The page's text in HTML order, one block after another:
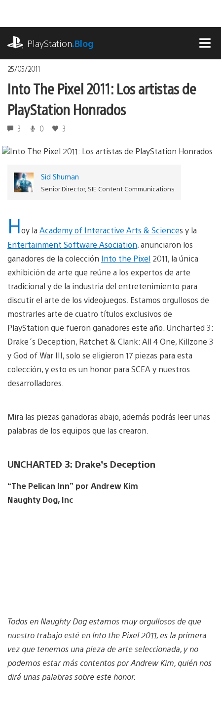
contenido
PlayStation.Blog
25/05/2011
Into The Pixel 2011: Los artistas de
PlayStation Honrados
3 0 3
Sid Shuman
Senior Director, SIE Content Communications
Hoy la Academy of Interactive Arts & Sciences y la
Entertainment Software Asociation, anunciaron los
ganadores de la colección Into the Pixel 2011, la única
exhibición de arte que reúne a los expertos de arte
tradicional y de la industria del entretenimiento para
discutir el arte de los videojuegos. Estamos orgullosos de
mostrarles arte de cuatro títulos exclusivos de
PlayStation que fueron ganadores este año. Uncharted 3:
Drake´s Deception, Ratchet & Clank: All 4 One, Killzone 3
y God of War III, solo se eligieron 17 piezas para esta
colección, y esto es un honor para SCEA y nuestros
desarrolladores.
Mira las piezas ganadoras abajo, además podrás leer unas
palabras de los equipos que las crearon.
UNCHARTED 3: Drake’s Deception
“The Pelican Inn” por Andrew Kim
Naughty Dog, Inc
Todos en Naughty Dog estamos muy orgullosos de que
nuestro trabajo esté en Into the Pixel 2011, es la primera
vez que tenemos una pieza de arte seleccionada, y no
podemos estar más contentos por Andrew Kim, quién nos
dirá unas palabras sobre este honor.